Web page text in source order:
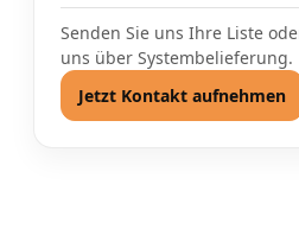
Senden Sie uns Ihre Liste
uns über Systembelieferung.
Jetzt Kontakt aufnehmen